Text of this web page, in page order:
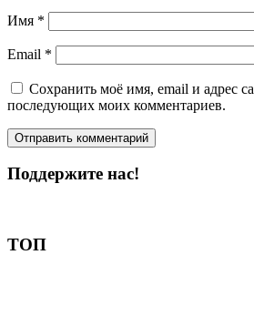
Имя *
Email *
Сохранить моё имя, email и адрес
последующих моих комментариев.
Поддержите нас!
ТОП